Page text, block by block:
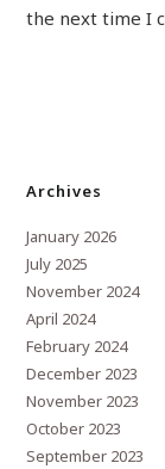
the next time I
Archives
January 2026
July 2025
November 2024
April 2024
February 2024
December 2023
November 2023
October 2023
September 2023